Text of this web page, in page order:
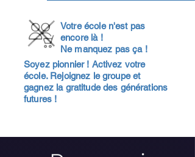
Votre école n'est pas
encore là !
Ne manquez pas ça !
Soyez pionnier ! Activez votre
école. Rejoignez le groupe et
gagnez la gratitude des générations
futures !